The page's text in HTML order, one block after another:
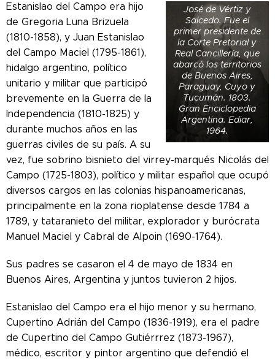
José de Vértiz y
Salcedo. Fue el
primer presidente de
la Corte Pretorial y
Real Cancillería, que
abarcó los territorios
de Buenos Aires,
Paraguay, Cuyo y
Tucumán. 1803.
Gran Enciclopedia
Argentina. Ediar,
1964.
Estanislao del Campo era hijo
de Gregoria Luna Brizuela
(1810-1858), y Juan Estanislao
del Campo Maciel (1795-1861),
hidalgo argentino, político
unitario y militar que participó
brevemente en la Guerra de la
Independencia (1810-1825) y
durante muchos años en las
guerras civiles de su país. A su
vez, fue sobrino bisnieto del virrey-marqués Nicolás del
Campo (1725-1803), político y militar español que ocupó
diversos cargos en las colonias hispanoamericanas,
principalmente en la zona rioplatense desde 1784 a
1789, y tataranieto del militar, explorador y burócrata
Manuel Maciel y Cabral de Alpoin (1690-1764).
Sus padres se casaron el 4 de mayo de 1834 en
Buenos Aires, Argentina y juntos tuvieron 2 hijos.
Estanislao del Campo era el hijo menor y su hermano,
Cupertino Adrián del Campo (1836-1919), era el padre
de Cupertino del Campo Gutiérrrez (1873-1967),
médico, escritor y pintor argentino que defendió el